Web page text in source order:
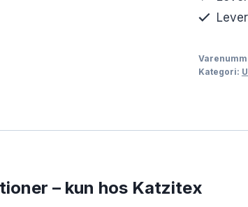
–
til
jul
Kategori:
– kun hos Katzitex